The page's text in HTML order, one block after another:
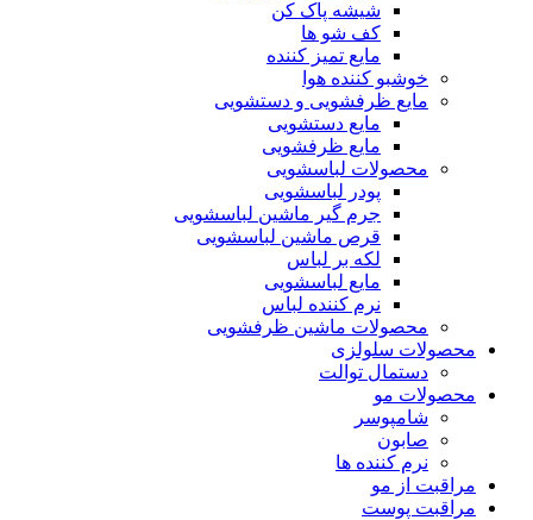
شیشه پاک کن
کف شو ها
مایع تمیز کننده
خوشبو کننده هوا
مایع ظرفشویی و دستشویی
مایع دستشویی
مایع ظرفشویی
محصولات لباسشویی
پودر لباسشویی
جرم گیر ماشین لباسشویی
قرص ماشین لباسشویی
لکه بر لباس
مایع لباسشویی
نرم کننده لباس
محصولات ماشین ظرفشویی
محصولات سلولزی
دستمال توالت
محصولات مو
شامپوسر
صابون
نرم کننده ها
مراقبت از مو
مراقبت پوست